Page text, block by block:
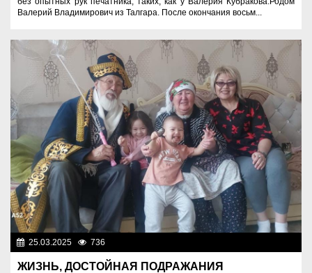
Валерий Владимирович из Талгара. После окончания восьм...
25.03.2025 736
ЖИЗНЬ, ДОСТОЙНАЯ ПОДРАЖАНИЯ